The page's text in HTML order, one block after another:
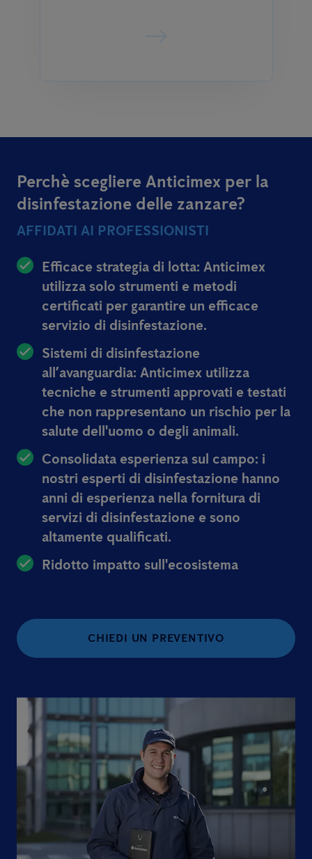
Perchè scegliere Anticimex per la
disinfestazione delle zanzare?
AFFIDATI AI PROFESSIONISTI
Efficace strategia di lotta: Anticimex
utilizza solo strumenti e metodi
certificati per garantire un efficace
servizio di disinfestazione.
Sistemi di disinfestazione
all’avanguardia: Anticimex utilizza
tecniche e strumenti approvati e testati
che non rappresentano un rischio per la
salute dell'uomo o degli animali.
Consolidata esperienza sul campo: i
nostri esperti di disinfestazione hanno
anni di esperienza nella fornitura di
servizi di disinfestazione e sono
altamente qualificati.
Ridotto impatto sull'ecosistema
CHIEDI UN PREVENTIVO